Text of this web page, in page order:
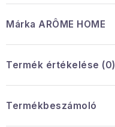
Márka ARÔME HOME
Termék értékelése (0)
Termékbeszámoló